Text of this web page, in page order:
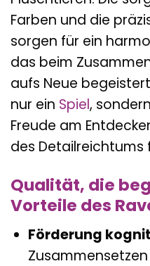
Farben und die
sorgen für ein
das beim
aufs Neue
nur ein Spiel,
Freude am
des Detailreichtums
Qualität, die
Vorteile des
Förderung